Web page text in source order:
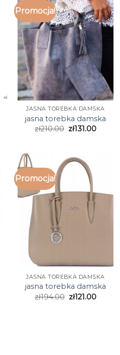
Promocja!
JASNA TOREBKA DAMSKA
jasna torebka damska
zł210.00 zł131.00
Promocja!
JASNA TOREBKA DAMSKA
jasna torebka damska
zł194.00 zł121.00